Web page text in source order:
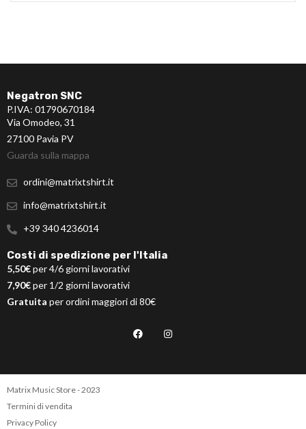
Negatron SNC
P.IVA: 01790670184
Via Omodeo, 31
27100 Pavia PV
Guarda sulla mappa
ordini@matrixtshirt.it
info@matrixtshirt.it
+39 340 4236014
Costi di spedizione per l'Italia
5,50€per 4/6 giorni lavorativi
7,90€per 1/2 giorni lavorativi
Gratuita per ordini maggiori di 80€
Matrix Music Store - 2023
Termini di vendita
Privacy Policy